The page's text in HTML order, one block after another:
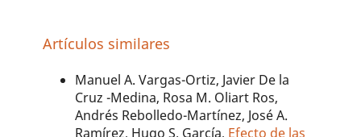
Artículos similares
Manuel A. Vargas-Ortiz, Javier De la
Cruz -Medina, Rosa M. Oliart Ros,
Andrés Rebolledo-Martínez, José A.
Ramírez, Hugo S. García, Efecto de las